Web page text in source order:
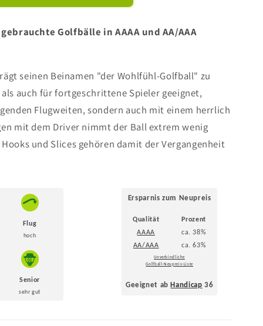
Golfbälle in AAAA und AA/AAA
seinen Beinamen "der Wohlfühl-Golfball" zu
auch für fortgeschrittene Spieler geeignet,
Flugweiten, sondern auch mit einem herrlich
mit dem Driver nimmt der Ball extrem wenig
und Slices gehören damit der Vergangenheit
Flug
hoch
Senior
sehr gut
Ersparnis zum Neupreis
Qualität
Prozent
AAAA
ca. 38%
AA/AAA
ca. 63%
Unverbindliche
Golfball-Neupreis-Liste
Geeignet ab Handicap 36